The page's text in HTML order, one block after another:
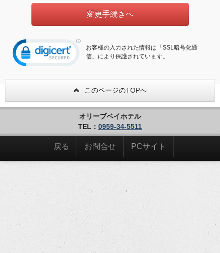
お客様の入力された情報は「SSL暗号化通
信」により保護されています。
このページのTOPへ
オリーブベイホテル
TEL： 0959-34-5511
戻る お問合せ PCサイト